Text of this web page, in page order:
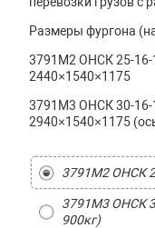
Размеры фургона
3791М2 ОНСК 25-
2440×1540×1175
3791М3 ОНСК 30-
2940×1540×1175
3791М2 ОНСК
3791М3 ОНСК
900кг)